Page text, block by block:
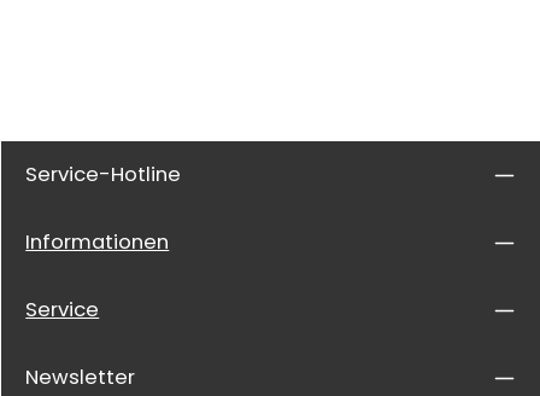
Service-Hotline
Informationen
Service
Newsletter